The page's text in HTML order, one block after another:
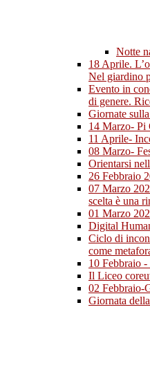
Notte
18 Aprile.
Nel giardino
Evento in
di genere.
Giornate
14 Marzo- Pi
11 Aprile-
08 Marzo-
Orientarsi
26 Febbraio
07 Marzo
scelta è una
01 Marzo
Digital
Ciclo di
come
10 Febbraio
Il Liceo
02 Febbraio-
Giornata